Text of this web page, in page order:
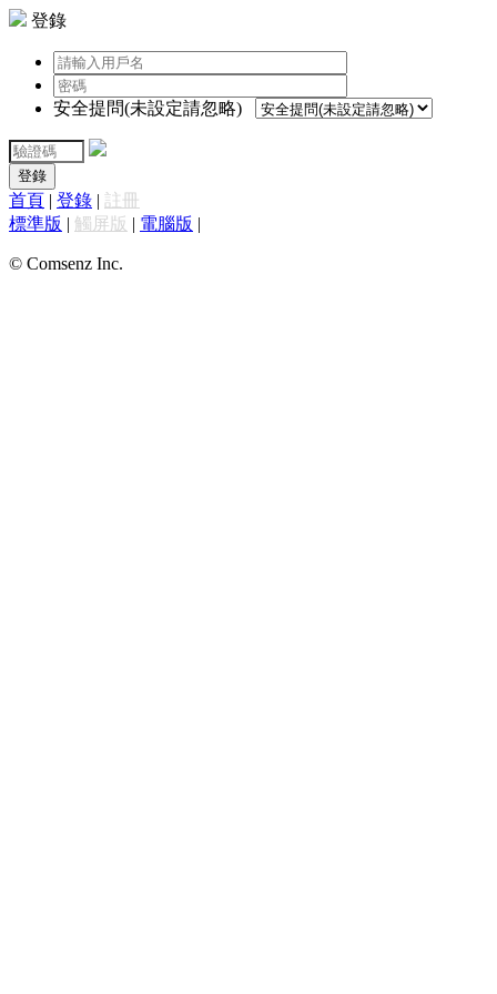
登錄
安全提問(未設定請忽略)
登錄
首頁 | 登錄 | 註冊
標準版 | 觸屏版 | 電腦版 |
© Comsenz Inc.